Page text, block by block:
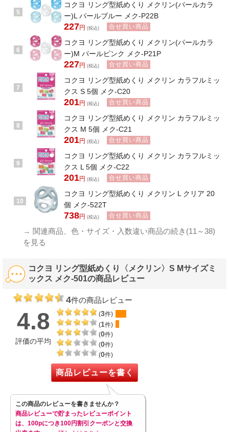
5
コクヨ リング型紙めくり メクリン(パールカラ
ー)L パールブルー メク-P22B
227円 (税込) 合せ買い商品
6
コクヨ リング型紙めくり メクリン(パールカラ
ー)M パールピンク メク-P21P
227円 (税込) 合せ買い商品
7
コクヨ リング型紙めくり メクリン カラフルミッ
クス S 5個 メク-C20
201円 (税込) 合せ買い商品
8
コクヨ リング型紙めくり メクリン カラフルミッ
クス M 5個 メク-C21
201円 (税込) 合せ買い商品
9
コクヨ リング型紙めくり メクリン カラフルミッ
クス L 5個 メク-C22
201円 (税込) 合せ買い商品
10
コクヨ リング型紙めくり メクリン L クリア 20
個 メク-522T
738円 (税込) 合せ買い商品
→ 関連商品、色・サイズ・入数違い商品の続き(11～38)
を見る
コクヨ リング型紙めくり〈メクリン〉S Mサイズミ
ックス メク-501の商品レビュー
4件の商品レビュー
4.8
評価の平均
(3件)
(1件)
(0件)
(0件)
(0件)
商品レビューを書く
この商品のレビューを書きませんか？
商品レビューで貯まったレビューポイント
は、100pにつき100円割引クーポンと交換